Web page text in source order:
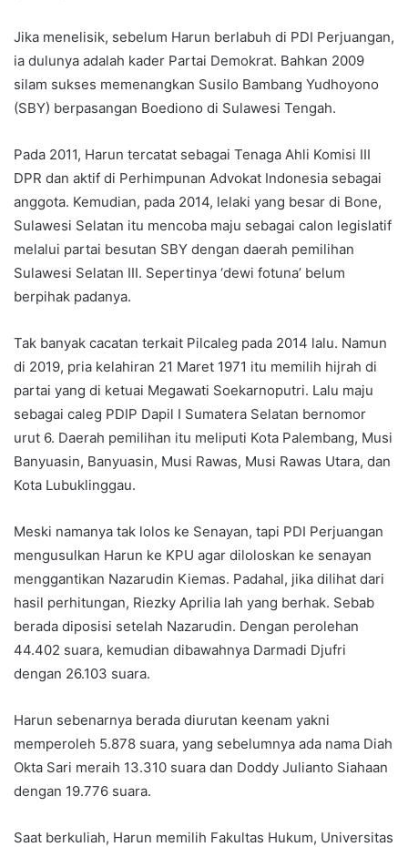
Jika menelisik, sebelum Harun berlabuh di PDI Perjuangan,
ia dulunya adalah kader Partai Demokrat. Bahkan 2009
silam sukses memenangkan Susilo Bambang Yudhoyono
(SBY) berpasangan Boediono di Sulawesi Tengah.
Pada 2011, Harun tercatat sebagai Tenaga Ahli Komisi III
DPR dan aktif di Perhimpunan Advokat Indonesia sebagai
anggota. Kemudian, pada 2014, lelaki yang besar di Bone,
Sulawesi Selatan itu mencoba maju sebagai calon legislatif
melalui partai besutan SBY dengan daerah pemilihan
Sulawesi Selatan III. Sepertinya ‘dewi fotuna’ belum
berpihak padanya.
Tak banyak cacatan terkait Pilcaleg pada 2014 lalu. Namun
di 2019, pria kelahiran 21 Maret 1971 itu memilih hijrah di
partai yang di ketuai Megawati Soekarnoputri. Lalu maju
sebagai caleg PDIP Dapil I Sumatera Selatan bernomor
urut 6. Daerah pemilihan itu meliputi Kota Palembang, Musi
Banyuasin, Banyuasin, Musi Rawas, Musi Rawas Utara, dan
Kota Lubuklinggau.
Meski namanya tak lolos ke Senayan, tapi PDI Perjuangan
mengusulkan Harun ke KPU agar diloloskan ke senayan
menggantikan Nazarudin Kiemas. Padahal, jika dilihat dari
hasil perhitungan, Riezky Aprilia lah yang berhak. Sebab
berada diposisi setelah Nazarudin. Dengan perolehan
44.402 suara, kemudian dibawahnya Darmadi Djufri
dengan 26.103 suara.
Harun sebenarnya berada diurutan keenam yakni
memperoleh 5.878 suara, yang sebelumnya ada nama Diah
Okta Sari meraih 13.310 suara dan Doddy Julianto Siahaan
dengan 19.776 suara.
Saat berkuliah, Harun memilih Fakultas Hukum, Universitas